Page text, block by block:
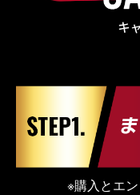
※購入とエ